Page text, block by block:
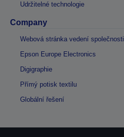
Udržitelné technologie
Company
Webová stránka vedení společnosti
Epson Europe Electronics
Digigraphie
Přímý potisk textilu
Globální řešení